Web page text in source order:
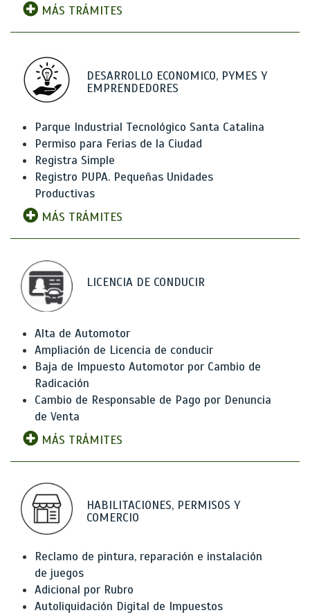
MÁS TRÁMITES
DESARROLLO ECONOMICO, PYMES Y
EMPRENDEDORES
Parque Industrial Tecnológico Santa Catalina
Permiso para Ferias de la Ciudad
Registra Simple
Registro PUPA. Pequeñas Unidades
Productivas
MÁS TRÁMITES
LICENCIA DE CONDUCIR
Alta de Automotor
Ampliación de Licencia de conducir
Baja de Impuesto Automotor por Cambio de
Radicación
Cambio de Responsable de Pago por Denuncia
de Venta
MÁS TRÁMITES
HABILITACIONES, PERMISOS Y
COMERCIO
Reclamo de pintura, reparación e instalación
de juegos
Adicional por Rubro
Autoliquidación Digital de Impuestos